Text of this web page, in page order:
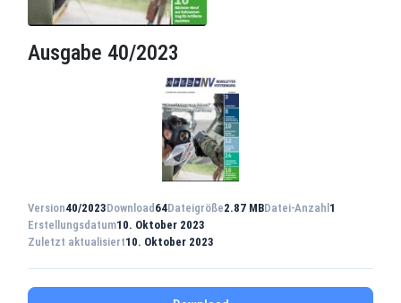
Ausgabe 40/2023
Version40/2023Download 64Dateigröße2.87 MBDatei-Anzahl 1
Erstellungsdatum10. Oktober 2023
Zuletzt aktualisiert10. Oktober 2023